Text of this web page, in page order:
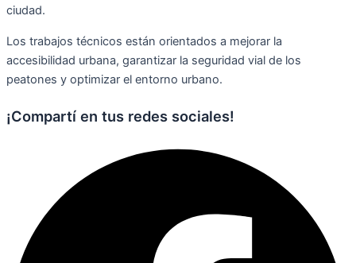
ciudad.
Los trabajos técnicos están orientados a mejorar la
accesibilidad urbana, garantizar la seguridad vial de los
peatones y optimizar el entorno urbano.
¡Compartí en tus redes sociales!